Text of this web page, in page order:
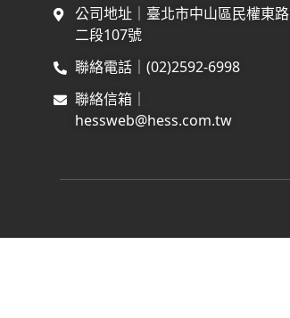
公司地址｜臺北市中山區民權東路
二段107號
聯絡電話｜(02)2592-6998
聯絡信箱｜
hessweb@hess.com.tw